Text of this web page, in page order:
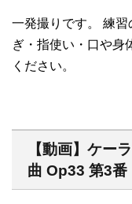
一発撮りです。 練
ぎ・指使い・口や身
ください。
【動画】ケー
曲 Op33 第3番